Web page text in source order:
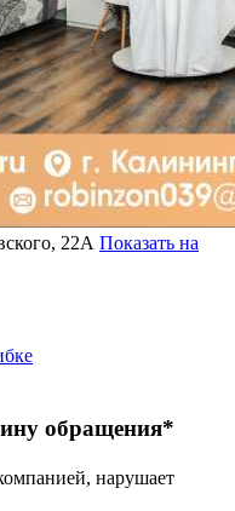
22А Показать на
обращения*
нарушает